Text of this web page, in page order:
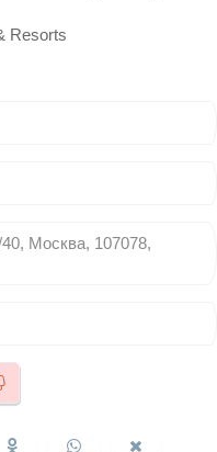
Resorts
Москва, 107078,